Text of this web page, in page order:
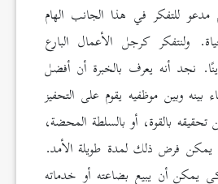
مدعو للتفكر في هذا الجانب الهام
ولنتفكر كرجل الأعمال البارع
نجد أنه يعرف بالخبرة أن أفضل
بينه وبين موظفيه يقوم على التحفيز
تحقيقه بالقوة، أو بالسلطة المحضة،
يمكن فرض ذلك لمدة طويلة الأمد.
يمكن أن يبيع بضاعته أو خدماته